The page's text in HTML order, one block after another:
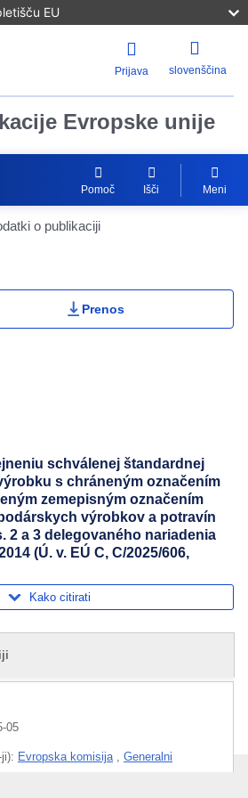
EU
Prijava slovenščina
Evropske unije
Pomoč Išči Meni
o publikaciji
Actions Portlet
Prenos
schválenej štandardnej
s chráneným označením
zemepisným označením
výrobkov a potravín
2 a 3 delegovaného nariadenia
(Ú. v. EÚ C, C/2025/606,
Kako citirati
05
Evropska komisija , Generalni
in razvoj podeželjaEvropske